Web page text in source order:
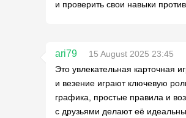
и проверить свои навыки
ari79
15 August 2025 23:45
Это увлекательная карточная
и везение играют ключевую
графика, простые правила и
с друзьями делают её